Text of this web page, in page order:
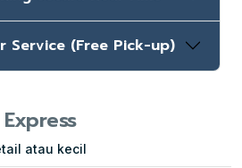
Service (Free Pick-up)
atau kecil